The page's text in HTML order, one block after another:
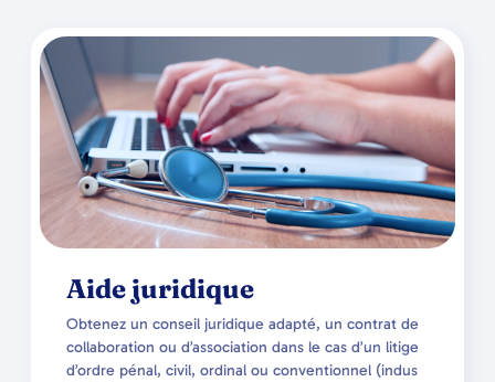
Aide juridique
Obtenez un conseil juridique adapté, un contrat de
collaboration ou d’association dans le cas d’un litige
d’ordre pénal, civil, ordinal ou conventionnel (indus